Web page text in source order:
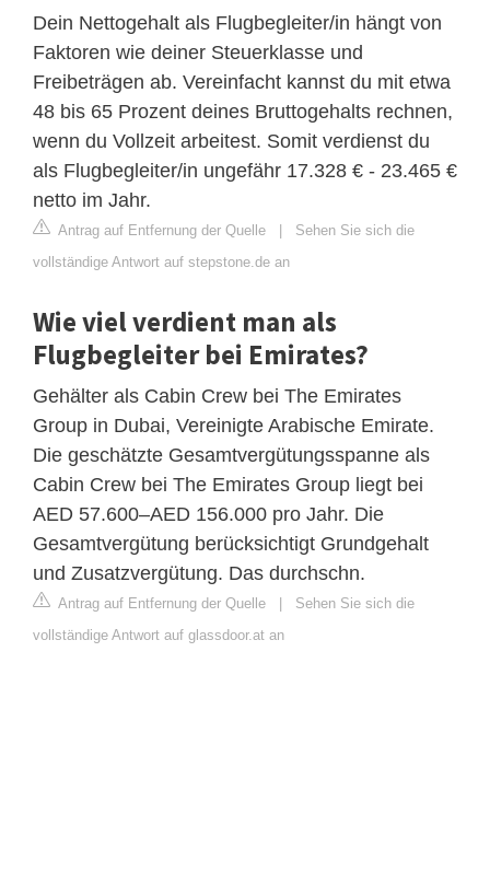
Dein Nettogehalt als Flugbegleiter/in hängt von
Faktoren wie deiner Steuerklasse und
Freibeträgen ab. Vereinfacht kannst du mit etwa
48 bis 65 Prozent deines Bruttogehalts rechnen,
wenn du Vollzeit arbeitest. Somit verdienst du
als Flugbegleiter/in ungefähr 17.328 € - 23.465 €
netto im Jahr.
Antrag auf Entfernung der Quelle | Sehen Sie sich die
vollständige Antwort auf stepstone.de an
Wie viel verdient man als
Flugbegleiter bei Emirates?
Gehälter als Cabin Crew bei The Emirates
Group in Dubai, Vereinigte Arabische Emirate.
Die geschätzte Gesamtvergütungsspanne als
Cabin Crew bei The Emirates Group liegt bei
AED 57.600–AED 156.000 pro Jahr. Die
Gesamtvergütung berücksichtigt Grundgehalt
und Zusatzvergütung. Das durchschn.
Antrag auf Entfernung der Quelle | Sehen Sie sich die
vollständige Antwort auf glassdoor.at an